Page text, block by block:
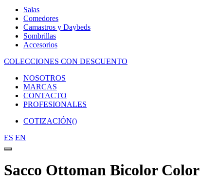
Salas
Comedores
Camastros y Daybeds
Sombrillas
Accesorios
COLECCIONES CON DESCUENTO
NOSOTROS
MARCAS
CONTACTO
PROFESIONALES
COTIZACIÓN()
ES EN
Sacco Ottoman Bicolor Color